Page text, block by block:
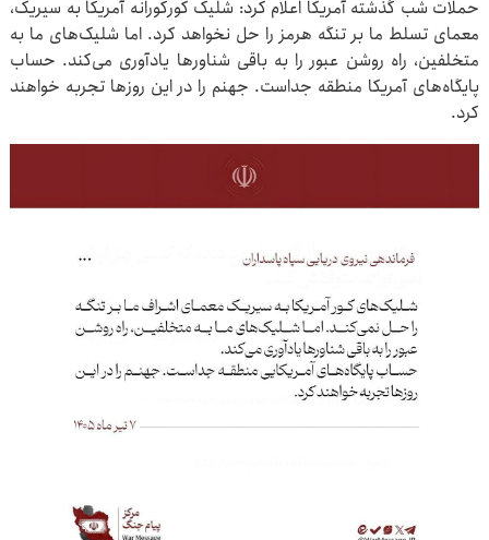
حملات شب گذشته آمریکا اعلام کرد: شلیک کورکورانه آمریکا به سیریک،
معمای تسلط ما بر تنگه هرمز را حل نخواهد کرد. اما شلیک‌های ما به
متخلفین، راه روشن عبور را به باقی شناورها یادآوری می‌کند. حساب
پایگاه‌های آمریکا منطقه جداست. جهنم را در این روزها تجربه خواهند
کرد.